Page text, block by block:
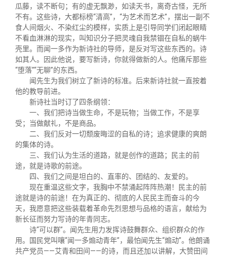
瓜藤，读不断句；有的虚无飘渺，如读天书，离奇古怪，无所
不有。这些诗，大都标榜“清高”，“为艺术而艺术”，摆出一副不
食人间烟火、不染红尘的模样，实质上是引导同学们闭起眼睛
不看血淋淋的现实，叫知识分子把灵魂自我禁锢在自私的蜗牛
壳里。而闻一多作为新诗社的导师，是反对写这些东西的。诗
如其人。因此他说，要写新诗，你就得做新的人。他痛斥那些
“堕落”“无聊”的东西。
闻先生为我们树立了新诗的标准。后来新诗社就一直按着
他的教导前进。
新诗社当时订了四条纲领：
一、我们把诗当做生命，不是玩物；当做工作，不是享
受；当做献礼，不是商品。
二、我们反对一切颓废晦涩的自私的诗；追求健康的爽朗
的集体的诗。
三、我们认为生活的道路，就是创作的道路；民主的前
途，就是诗歌的前途。
四、我们之间是坦白的、直率的、团结的、友爱的。
现在重温这些文字，我胸中不禁涌起阵阵热潮！民主的前
途就是诗的前途！在为真正的、彻底的人民民主而奋斗的今
天，我愿意把这些装载着革命先烈思想与品格的语言，献给为
新长征而努力写诗的年青同志。
诗“可以群”。闻先生用力发挥诗鼓舞群众、组织群众的作
用。国民党叫嚷“闻一多煽动青年”，最怕闻先生“煽动”。他朗诵
共产党员——艾青和田间——的诗，而且还加以讲解，大赞田间